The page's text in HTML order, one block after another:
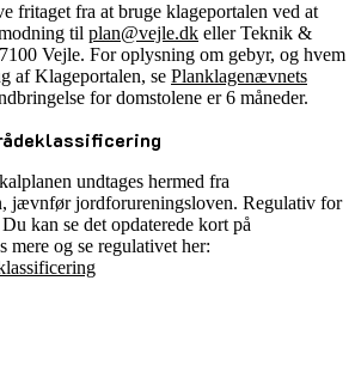
fritaget fra at bruge klageportalen ved at
til plan@vejle.dk eller Teknik &
Vejle. For oplysning om gebyr, og hvem
af Klageportalen, se Planklagenævnets
for domstolene er 6 måneder.
undtages hermed fra
jævnfør jordforureningsloven. Regulativ for
kan se det opdaterede kort på
mere og se regulativet her: